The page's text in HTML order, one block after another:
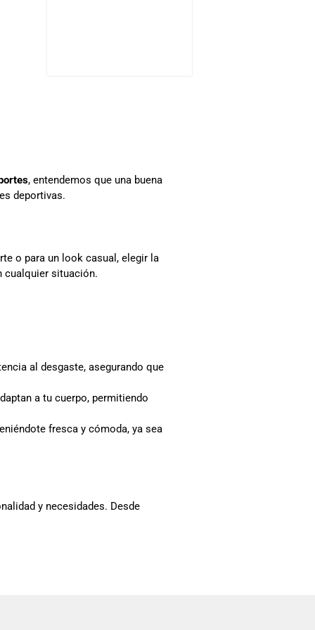
, entendemos que una buena
deportivas.
o para un look casual, elegir la
cualquier situación.
al desgaste, asegurando que
a tu cuerpo, permitiendo
fresca y cómoda, ya sea
y necesidades. Desde